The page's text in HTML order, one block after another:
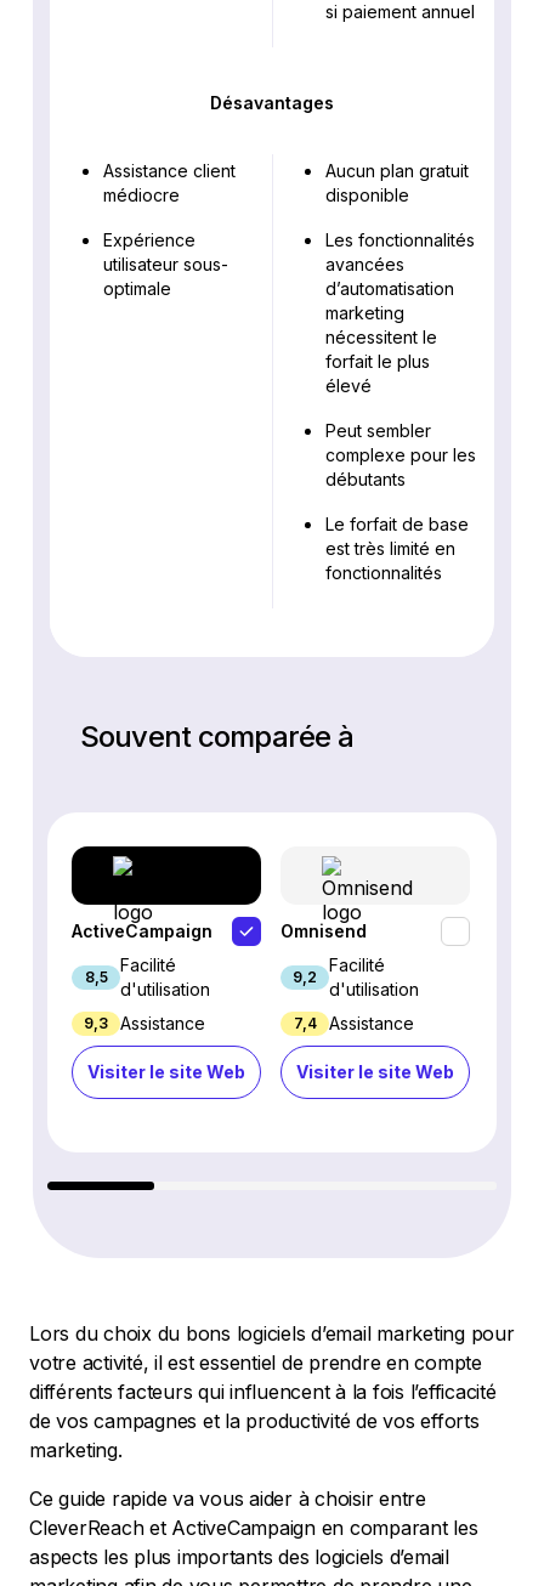
si paiement annuel
Désavantages
Assistance client
médiocre
Expérience
utilisateur sous-
optimale
Aucun plan gratuit
disponible
Les fonctionnalités
avancées
d’automatisation
marketing
nécessitent le
forfait le plus
élevé
Peut sembler
complexe pour les
débutants
Le forfait de base
est très limité en
fonctionnalités
Souvent comparée à
ActiveCampaign
8,5
Facilité
d'utilisation
9,3 Assistance
Visiter le site Web
Omnisend
9,2
Facilité
d'utilisation
7,4 Assistance
Visiter le site Web
Lors du choix du bons logiciels d’email marketing pour
votre activité, il est essentiel de prendre en compte
différents facteurs qui influencent à la fois l’efficacité
de vos campagnes et la productivité de vos efforts
marketing.
Ce guide rapide va vous aider à choisir entre
CleverReach et ActiveCampaign en comparant les
aspects les plus importants des logiciels d’email